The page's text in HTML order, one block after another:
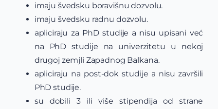
imaju švedsku boravišnu dozvolu.
imaju švedsku radnu dozvolu.
apliciraju za PhD studije a nisu upisani već
na PhD studije na univerzitetu u nekoj
drugoj zemjli Zapadnog Balkana.
apliciraju na post-dok studije a nisu završili
PhD studije.
su dobili 3 ili više stipendija od strane